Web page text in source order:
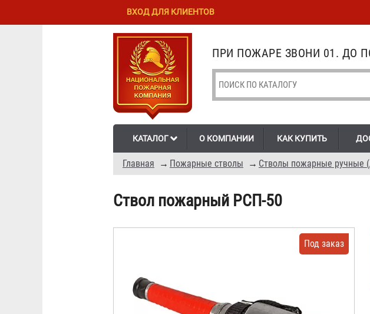
Перейти к
содержанию
Skip to
ПРИ ПОЖАРЕ ЗВОНИ 01. ДО
КАТАЛОГ О КОМПАНИИ КАК КУПИТЬ
Главная → Пожарные стволы → Стволы пожарные ручные
ВХОД ДЛЯ КЛИЕНТОВ
Ствол пожарный РСП-50
Под заказ